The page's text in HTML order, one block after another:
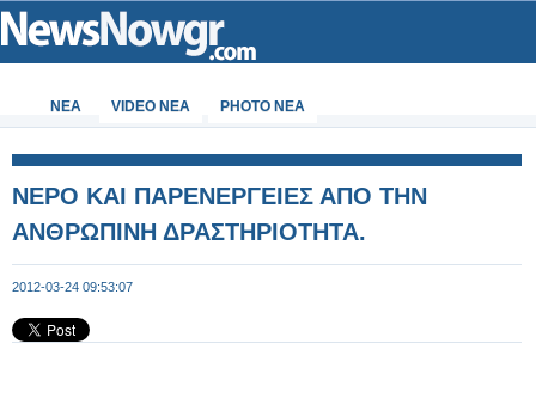
ΝΕΑ VIDEO NEA PHOTO NEA
ΝΕΡΟ ΚΑΙ ΠΑΡΕΝΕΡΓΕΙΕΣ ΑΠΟ ΤΗΝ
ΑΝΘΡΩΠΙΝΗ ΔΡΑΣΤΗΡΙΟΤΗΤΑ.
2012-03-24 09:53:07